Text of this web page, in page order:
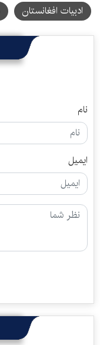
ادبیات افغانستان
نام
ایمیل